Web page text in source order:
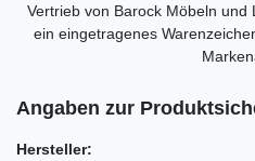
Vertrieb von Barock Möbeln
ein eingetragenes
Angaben zur
Hersteller: